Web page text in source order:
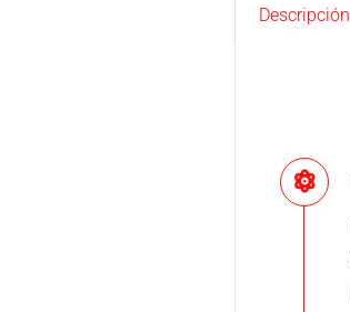
Descripción